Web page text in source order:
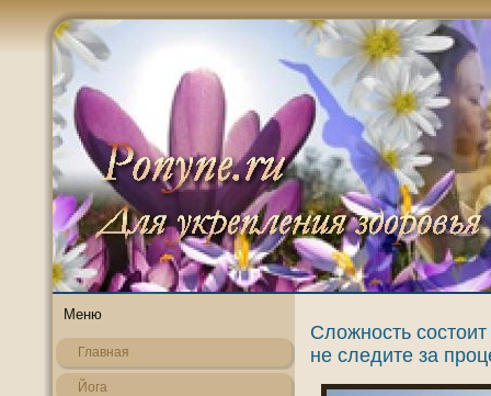
Меню
Главная
Йога
Сложность
не следите за